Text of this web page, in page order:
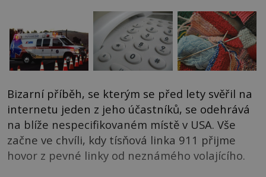
Bizarní příběh, se kterým se před lety svěřil na
internetu jeden z jeho účastníků, se odehrává
na blíže nespecifikovaném místě v USA. Vše
začne ve chvíli, kdy tísňová linka 911 přijme
hovor z pevné linky od neznámého volajícího.